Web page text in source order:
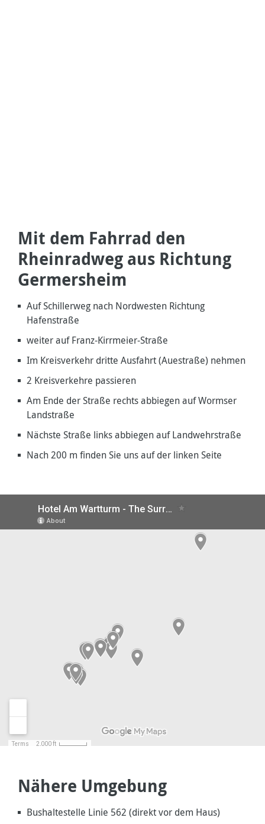
Mit dem Fahrrad den
Rheinradweg aus Richtung
Germersheim
Auf Schillerweg nach Nordwesten Richtung
Hafenstraße
weiter auf Franz-Kirrmeier-Straße
Im Kreisverkehr dritte Ausfahrt (Auestraße) nehmen
2 Kreisverkehre passieren
Am Ende der Straße rechts abbiegen auf Wormser
Landstraße
Nächste Straße links abbiegen auf Landwehrstraße
Nach 200 m finden Sie uns auf der linken Seite
Nähere Umgebung
Bushaltestelle Linie 562 (direkt vor dem Haus)